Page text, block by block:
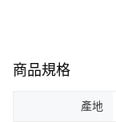
商品規格
產地